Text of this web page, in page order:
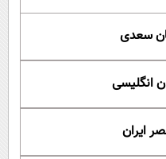
سعدی
انگلیسی
ایران